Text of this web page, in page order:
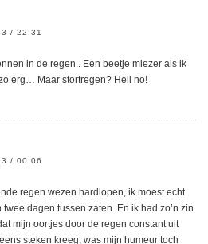
/ 22:31
in de regen.. Een beetje miezer als ik
erg… Maar stortregen? Hell no!
/ 00:06
regen wezen hardlopen, ik moest echt
dagen tussen zaten. En ik had zo’n zin
mijn oortjes door de regen constant uit
steken kreeg, was mijn humeur toch